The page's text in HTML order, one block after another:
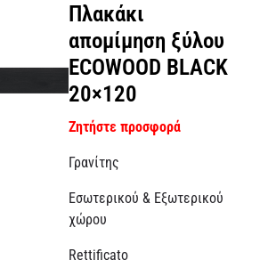
Πλακάκι
απομίμηση ξύλου
ECOWOOD BLACK
20×120
Ζητήστε προσφορά
Γρανίτης
Εσωτερικού & Εξωτερικού
χώρου
Rettificato